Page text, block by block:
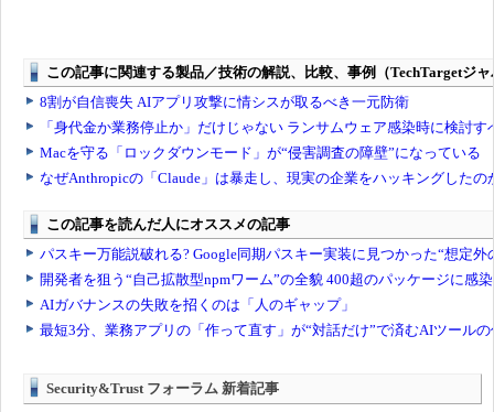
Security&Trust フォーラム 新着記事